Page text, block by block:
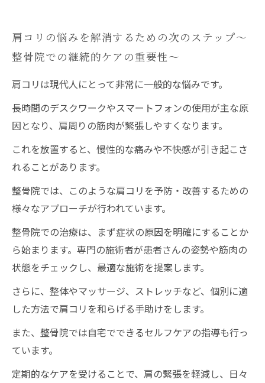
肩コリの悩みを解消するための次のステップ〜
整骨院での継続的ケアの重要性〜
肩コリは現代人にとって非常に一般的な悩みです。
長時間のデスクワークやスマートフォンの使用が主な原
因となり、肩周りの筋肉が緊張しやすくなります。
これを放置すると、慢性的な痛みや不快感が引き起こさ
れることがあります。
整骨院では、このような肩コリを予防・改善するための
様々なアプローチが行われています。
整骨院での治療は、まず症状の原因を明確にすることか
ら始まります。専門の施術者が患者さんの姿勢や筋肉の
状態をチェックし、最適な施術を提案します。
さらに、整体やマッサージ、ストレッチなど、個別に適
した方法で肩コリを和らげる手助けをします。
また、整骨院では自宅でできるセルフケアの指導も行っ
ています。
定期的なケアを受けることで、肩の緊張を軽減し、日々